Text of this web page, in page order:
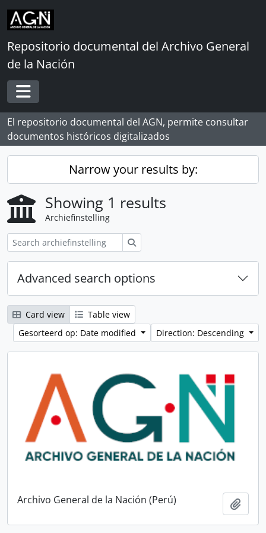
Skip to main content
Repositorio documental del Archivo General
de la Nación
Toggle navigation
El repositorio documental del AGN, permite consultar
documentos históricos digitalizados
Narrow your results by:
Showing 1 results
Archiefinstelling
Advanced search options
Card view
Table view
Gesorteerd op: Date modified
Direction: Descending
Archivo General de la Nación (Perú)